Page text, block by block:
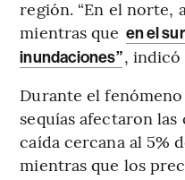
región. “En el norte,
mientras que en el
inundaciones”, indicó
Durante el fenómeno
sequías afectaron
caída cercana al 5%
mientras que los